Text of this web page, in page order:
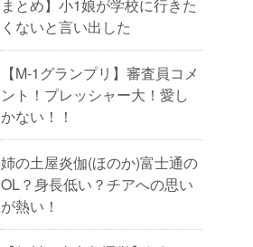
まとめ】小1娘が学校に行きた
くないと言い出した
【M-1グランプリ】審査員コメ
ント！プレッシャー大！愛し
かない！！
姉の土屋炎伽(ほのか)富士通の
OL？身長低い？チアへの思い
が熱い！